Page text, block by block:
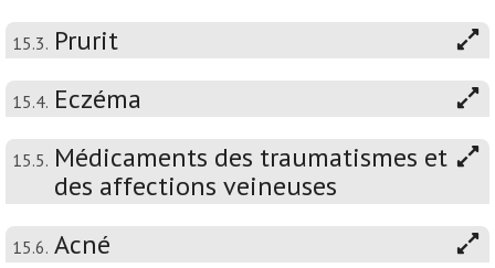
15.3. Prurit
15.4. Eczéma
15.5. Médicaments des traumatismes et
des affections veineuses
15.6. Acné